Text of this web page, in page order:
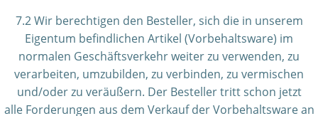
7.2 Wir berechtigen den Besteller, sich die in unserem
Eigentum befindlichen Artikel (Vorbehaltsware) im
normalen Geschäftsverkehr weiter zu verwenden, zu
verarbeiten, umzubilden, zu verbinden, zu vermischen
und/oder zu veräußern. Der Besteller tritt schon jetzt
alle Forderungen aus dem Verkauf der Vorbehaltsware an